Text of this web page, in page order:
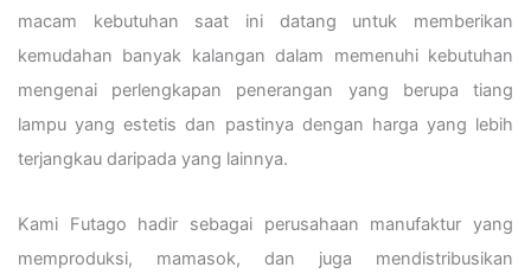
macam kebutuhan saat ini datang untuk memberikan
kemudahan banyak kalangan dalam memenuhi kebutuhan
mengenai perlengkapan penerangan yang berupa tiang
lampu yang estetis dan pastinya dengan harga yang lebih
terjangkau daripada yang lainnya.
Kami Futago hadir sebagai perusahaan manufaktur yang
memproduksi, mamasok, dan juga mendistribusikan